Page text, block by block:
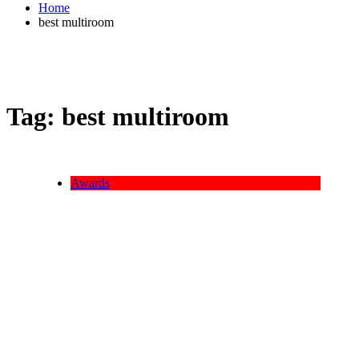
Home
best multiroom
Tag: best multiroom
Awards